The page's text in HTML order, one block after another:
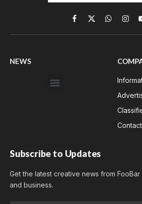
Facebook
X
(Twitter)
WhatsApp
NEWS
Subscribe to Updates
Get the latest creative news from
and business.